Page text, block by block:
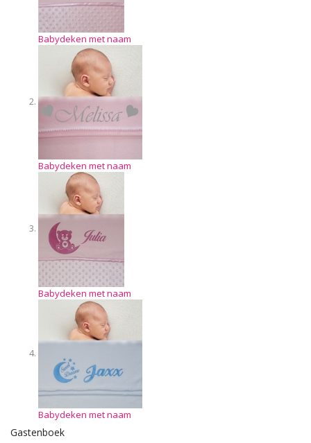
Babydeken met naam
Babydeken met naam
Babydeken met naam
Babydeken met naam
Gastenboek